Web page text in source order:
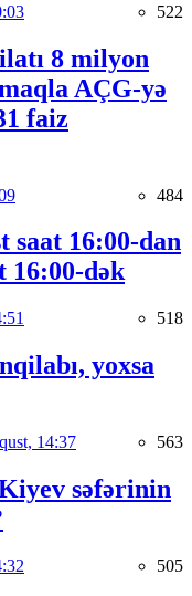
522
8 milyon
AÇG-yə
faiz
484
saat 16:00-dan
16:00-dək
518
yoxsa
14:37 563
səfərinin
505